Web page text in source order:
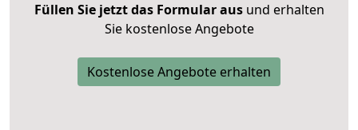
Füllen Sie jetzt das Formular ausund erhalten
Sie kostenlose Angebote
Kostenlose Angebote erhalten